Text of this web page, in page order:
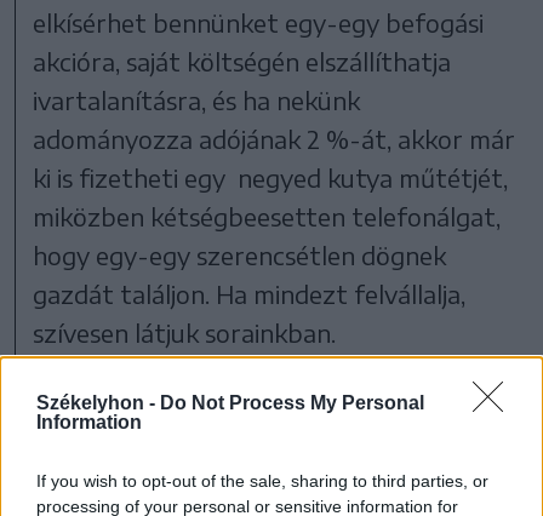
Székelyhon - Do Not Process My Personal
Information
If you wish to opt-out of the sale, sharing to third parties, or
processing of your personal or sensitive information for
elkísérhet bennünket egy-egy befogási
akcióra, saját költségén elszállíthatja
ivartalanításra, és ha nekünk
adományozza adójának 2 %-át, akkor már
ki is fizetheti egy negyed kutya műtétjét,
miközben kétségbeesetten telefonálgat,
hogy egy-egy szerencsétlen dögnek
gazdát találjon. Ha mindezt felvállalja,
szívesen látjuk sorainkban.
Romtelecom hajlandó legyen megoldani